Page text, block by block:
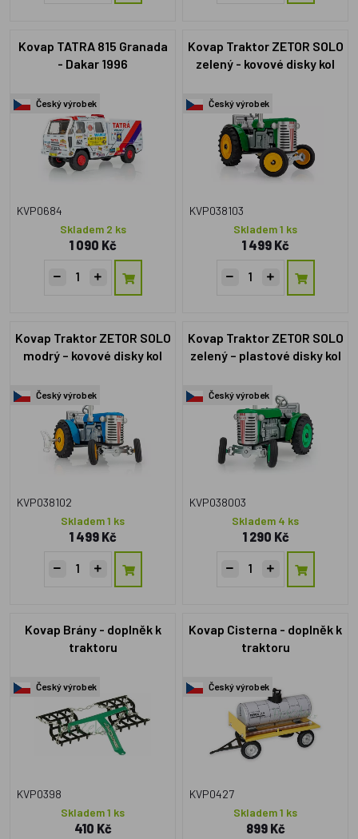
Kovap TATRA 815 Granada
- Dakar 1996
Český výrobek
KVP0684
Skladem 2 ks
1 090 Kč
Kovap Traktor ZETOR SOLO
zelený - kovové disky kol
Český výrobek
KVP038103
Skladem 1 ks
1 499 Kč
Kovap Traktor ZETOR SOLO
modrý – kovové disky kol
Český výrobek
KVP038102
Skladem 1 ks
1 499 Kč
Kovap Traktor ZETOR SOLO
zelený – plastové disky kol
Český výrobek
KVP038003
Skladem 4 ks
1 290 Kč
Kovap Brány - doplněk k
traktoru
Český výrobek
KVP0398
Skladem 1 ks
410 Kč
Kovap Cisterna - doplněk k
traktoru
Český výrobek
KVP0427
Skladem 1 ks
899 Kč